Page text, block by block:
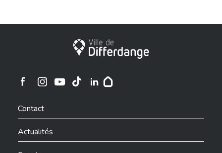
Ville de Differdange
Ville de Differdange sur Instagram
Contact
Actualités